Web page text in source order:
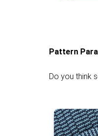
Pattern
Do you think